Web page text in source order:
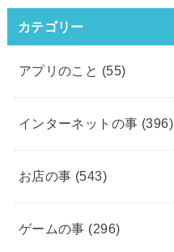
カテゴリー
アプリのこと (55)
インターネットの事 (396)
お店の事 (543)
ゲームの事 (296)